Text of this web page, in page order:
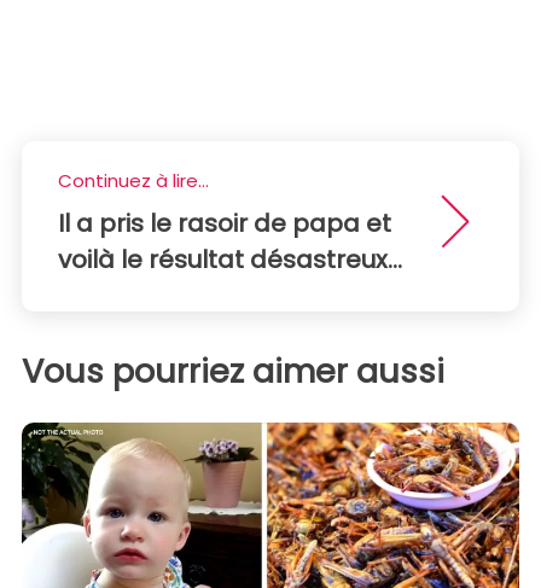
Continuez à lire...
Il a pris le rasoir de papa et
voilà le résultat désastreux...
Vous pourriez aimer aussi